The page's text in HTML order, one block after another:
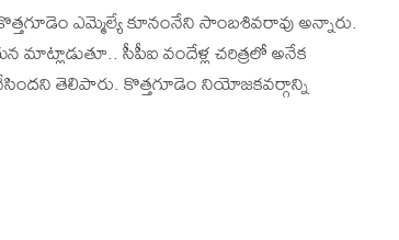
ఎమ్మెల్యే కూనంనేని సాంబశివరావు అన్నారు.
సీపీఐ వందేళ్ల చరిత్రలో అనేక
తెలిపారు. కొత్తగూడెం నియోజకవర్గాన్ని